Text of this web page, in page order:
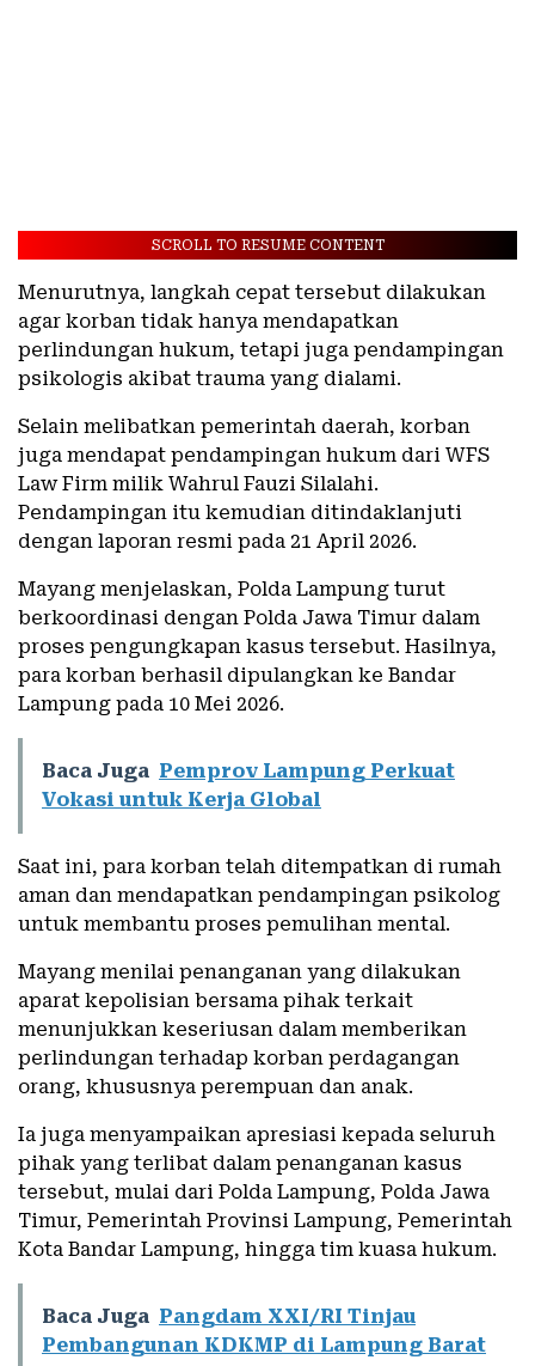
SCROLL TO RESUME CONTENT
Menurutnya, langkah cepat tersebut dilakukan
agar korban tidak hanya mendapatkan
perlindungan hukum, tetapi juga pendampingan
psikologis akibat trauma yang dialami.
Selain melibatkan pemerintah daerah, korban
juga mendapat pendampingan hukum dari WFS
Law Firm milik Wahrul Fauzi Silalahi.
Pendampingan itu kemudian ditindaklanjuti
dengan laporan resmi pada 21 April 2026.
Mayang menjelaskan, Polda Lampung turut
berkoordinasi dengan Polda Jawa Timur dalam
proses pengungkapan kasus tersebut. Hasilnya,
para korban berhasil dipulangkan ke Bandar
Lampung pada 10 Mei 2026.
Baca Juga Pemprov Lampung Perkuat
Vokasi untuk Kerja Global
Saat ini, para korban telah ditempatkan di rumah
aman dan mendapatkan pendampingan psikolog
untuk membantu proses pemulihan mental.
Mayang menilai penanganan yang dilakukan
aparat kepolisian bersama pihak terkait
menunjukkan keseriusan dalam memberikan
perlindungan terhadap korban perdagangan
orang, khususnya perempuan dan anak.
Ia juga menyampaikan apresiasi kepada seluruh
pihak yang terlibat dalam penanganan kasus
tersebut, mulai dari Polda Lampung, Polda Jawa
Timur, Pemerintah Provinsi Lampung, Pemerintah
Kota Bandar Lampung, hingga tim kuasa hukum.
Baca Juga Pangdam XXI/RI Tinjau
Pembangunan KDKMP di Lampung Barat